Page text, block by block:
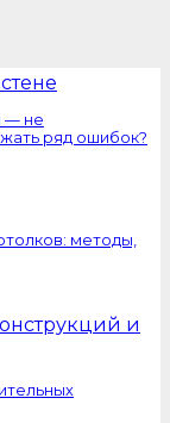
— не
ряд ошибок?
методы,